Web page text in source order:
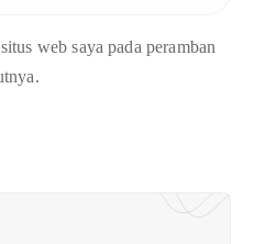
web saya pada peramban